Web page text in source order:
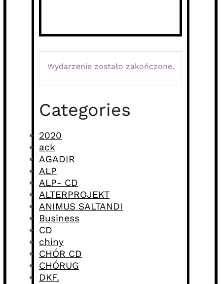
Wydarzenie zostało zakończone.
Categories
2020
ack
AGADIR
ALP
ALP- CD
ALTERPROJEKT
ANIMUS SALTANDI
Business
CD
chiny
CHÓR CD
CHÓRUG
DKF.